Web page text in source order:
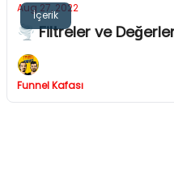
İçerik
Aug 27, 2022
🌪 Filtreler ve
Funnel Kafası